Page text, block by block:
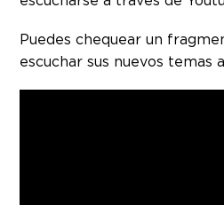
Puedes chequear un
escuchar sus nuevos temas